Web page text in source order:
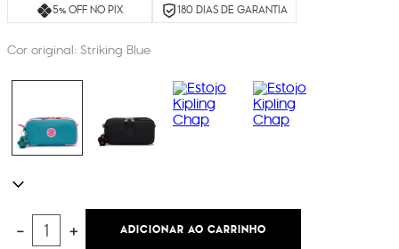
5% OFF NO PIX 180 DIAS DE GARANTIA
Cor original: Striking Blue
＋
－ ADICIONAR AO CARRINHO